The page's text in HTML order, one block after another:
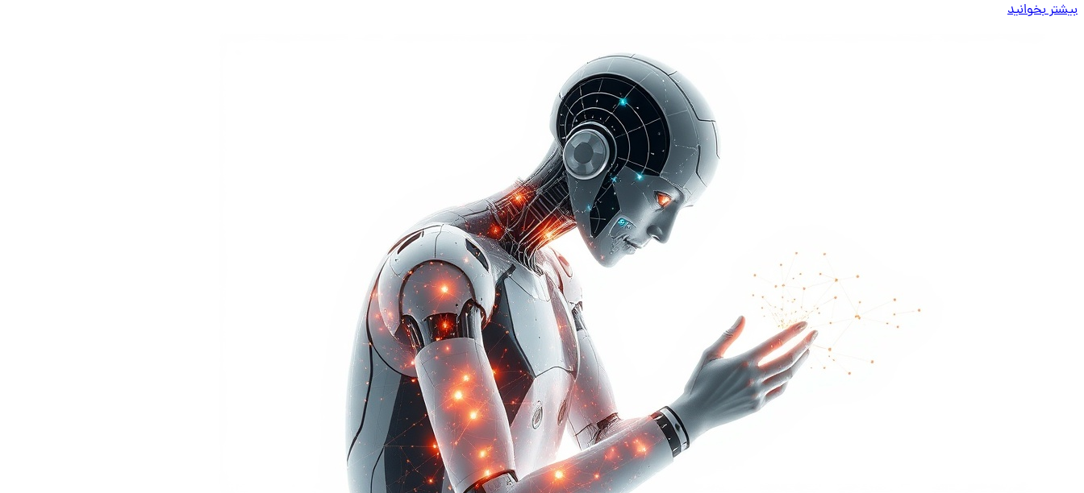
بیشتر بخوانید